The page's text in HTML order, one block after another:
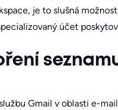
je to slušná
účet
Gmail v oblasti e-